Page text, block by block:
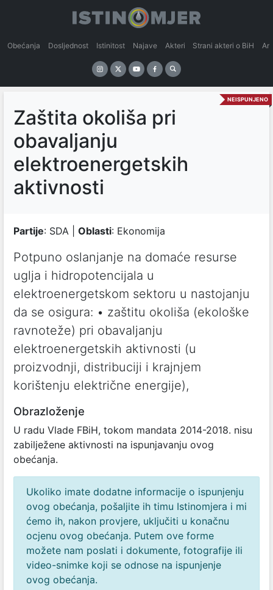
Obećanja Dosljednost Istinitost Najave Akteri Strani akteri o BiH
NEISPUNJENO
Zaštita okoliša pri
obavaljanju
elektroenergetskih
aktivnosti
Partije: SDA | Oblasti: Ekonomija
Potpuno oslanjanje na domaće resurse
uglja i hidropotencijala u
elektroenergetskom sektoru u nastojanju
da se osigura: • zaštitu okoliša (ekološke
ravnoteže) pri obavaljanju
elektroenergetskih aktivnosti (u
proizvodnji, distribuciji i krajnjem
korištenju električne energije),
Obrazloženje
U radu Vlade FBiH, tokom mandata 2014-2018. nisu
zabilježene aktivnosti na ispunjavanju ovog
obećanja.
Ukoliko imate dodatne informacije o ispunjenju
ovog obećanja, pošaljite ih timu Istinomjera i mi
ćemo ih, nakon provjere, uključiti u konačnu
ocjenu ovog obećanja. Putem ove forme
možete nam poslati i dokumente, fotografije ili
video-snimke koji se odnose na ispunjenje
ovog obećanja.